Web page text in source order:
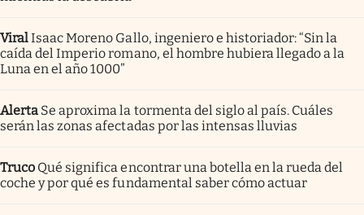
ViralIsaac Moreno Gallo, ingeniero e historiador: “Sin la
caída del Imperio romano, el hombre hubiera llegado a la
Luna en el año 1000”
Alerta Se aproxima la tormenta del siglo al país. Cuáles
serán las zonas afectadas por las intensas lluvias
Truco Qué significa encontrar una botella en la rueda del
coche y por qué es fundamental saber cómo actuar